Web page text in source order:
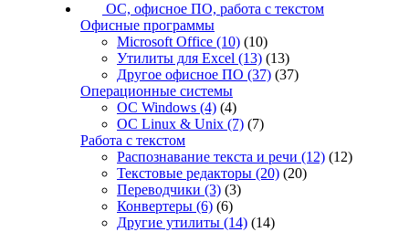
ОС, офисное ПО, работа с текстом
Офисные программы
Microsoft Office (10) (10)
Утилиты для Excel (13) (13)
Другое офисное ПО (37) (37)
Операционные системы
ОС Windows (4) (4)
ОС Linux & Unix (7) (7)
Работа с текстом
Распознавание текста и речи (12) (12)
Текстовые редакторы (20) (20)
Переводчики (3) (3)
Конвертеры (6) (6)
Другие утилиты (14) (14)